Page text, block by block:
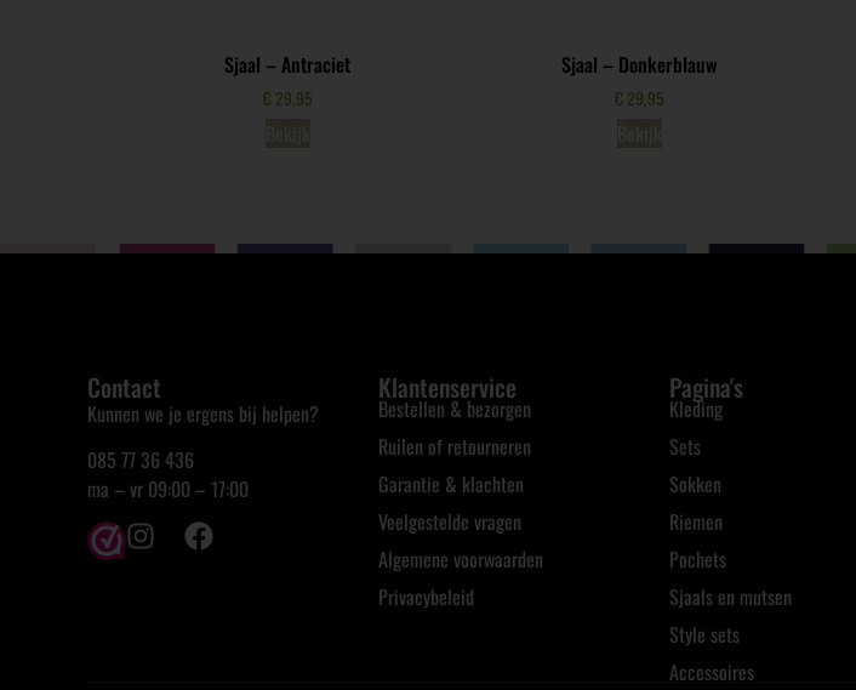
Sjaal – Antraciet
€ 29,95
Sjaal – Donkerblauw
€ 29,95
Contact
Kunnen we je ergens bij helpen?
085 77 36 436
ma – vr 09:00 – 17:00
Klantenservice
Bestellen & bezorgen
Ruilen of retourneren
Garantie & klachten
Veelgestelde vragen
Algemene voorwaarden
Privacybeleid
Pagina's
Kleding
Sets
Sokken
Riemen
Pochets
Sjaals en mutsen
Style sets
Accessoires